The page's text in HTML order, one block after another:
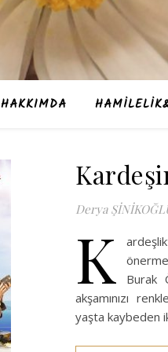
HAKKIMDA
Derya
K
Burak
akşamınızı
yaşta kaybeden